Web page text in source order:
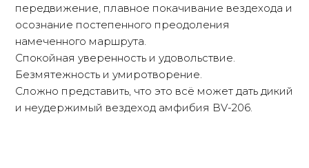
передвижение, плавное покачивание вездехода и
осознание постепенного преодоления
намеченного маршрута.
Спокойная уверенность и удовольствие.
Безмятежность и умиротворение.
Сложно представить, что это всё может дать дикий
и неудержимый вездеход амфибия BV-206.